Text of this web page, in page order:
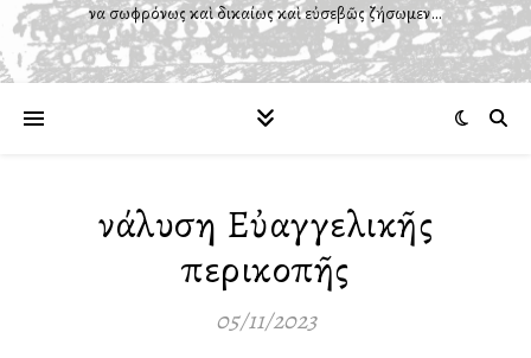
Ἵνα σωφρόνως καὶ δικαίως καὶ εὐσεβῶς ζήσωμεν…
Ἀνάλυση Εὐαγγελικῆς
περικοπῆς
05/11/2023